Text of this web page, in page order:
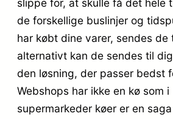
slippe for, at skulle få det hele
de forskellige buslinjer og
har købt dine varer, sendes de
alternativt kan de sendes til
den løsning, der passer bedst
Webshops har ikke en kø som
supermarkeder køer er en